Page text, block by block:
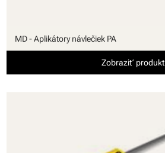
MD - Aplikátory návlečiek PA
Zobraziť produkt